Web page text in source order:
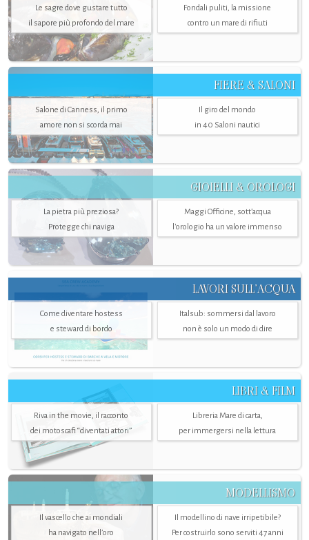
Le sagre dove gustare tutto
il sapore più profondo del mare
Fondali puliti, la missione
contro un mare di rifiuti
FIERE & SALONI
Salone di Canness, il primo
amore non si scorda mai
Il giro del mondo
in 40 Saloni nautici
GIOIELLI & OROLOGI
La pietra più preziosa?
Protegge chi naviga
Maggi Officine, sott’acqua
l'orologio ha un valore immenso
LAVORI SULL’ACQUA
Come diventare hostess
e steward di bordo
Italsub: sommersi dal lavoro
non è solo un modo di dire
LIBRI & FILM
Riva in the movie, il racconto
dei motoscafi “diventati attori”
Libreria Mare di carta,
per immergersi nella lettura
MODELLISMO
Il vascello che ai mondiali
ha navigato nell’oro
Il modellino di nave irripetibile?
Per costruirlo sono serviti 47 anni